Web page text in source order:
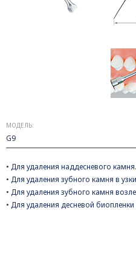
МОДЕЛЬ:
G9
• Для удаления наддесневого камня.
• Для удаления зубного камня в
• Для удаления зубного камня
• Для удаления десневой